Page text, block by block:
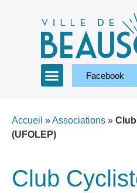
Facebook
Accueil »Associations »
(UFOLEP)
Club